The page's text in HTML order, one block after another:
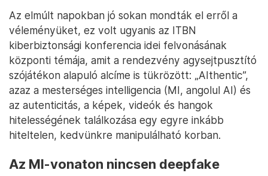
Az elmúlt napokban jó sokan mondták el erről a
véleményüket, ez volt ugyanis az ITBN
kiberbiztonsági konferencia idei felvonásának
központi témája, amit a rendezvény agysejtpusztító
szójátékon alapuló alcíme is tükrözött: „AIthentic”,
azaz a mesterséges intelligencia (MI, angolul AI) és
az autenticitás, a képek, videók és hangok
hitelességének találkozása egy egyre inkább
hiteltelen, kedvünkre manipulálható korban.
Az MI-vonaton nincsen deepfake